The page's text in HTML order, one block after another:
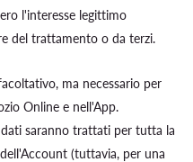
l'interesse legittimo
del trattamento o da terzi.
ma necessario per
Online e nell'App.
saranno trattati per tutta la
(tuttavia, per una